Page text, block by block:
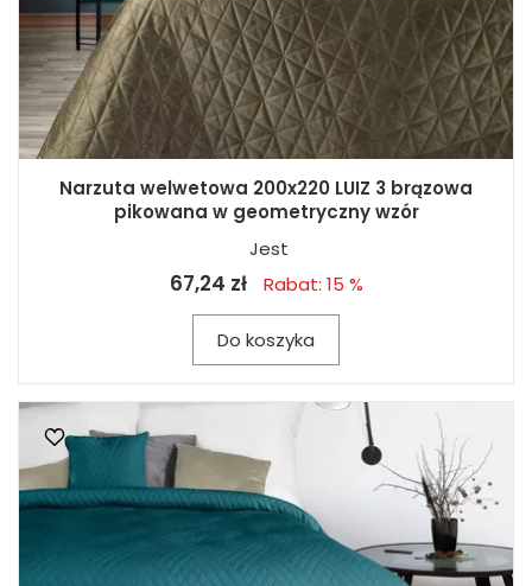
Narzuta welwetowa 200x220 LUIZ 3 brązowa
pikowana w geometryczny wzór
Jest
67,24 zł Rabat: 15 %
Do koszyka